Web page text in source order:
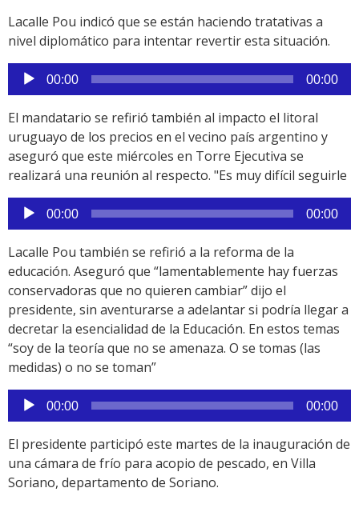
Lacalle Pou indicó que se están haciendo tratativas a
nivel diplomático para intentar revertir esta situación.
Reproductor
de
audio
00:00 00:00
El mandatario se refirió también al impacto el litoral
uruguayo de los precios en el vecino país argentino y
aseguró que este miércoles en Torre Ejecutiva se
realizará una reunión al respecto. "Es muy difícil seguirle
Reproductor
de
audio
00:00 00:00
Lacalle Pou también se refirió a la reforma de la
educación. Aseguró que “lamentablemente hay fuerzas
conservadoras que no quieren cambiar” dijo el
presidente, sin aventurarse a adelantar si podría llegar a
decretar la esencialidad de la Educación. En estos temas
“soy de la teoría que no se amenaza. O se tomas (las
medidas) o no se toman”
Reproductor
de
audio
00:00 00:00
El presidente participó este martes de la inauguración de
una cámara de frío para acopio de pescado, en Villa
Soriano, departamento de Soriano.